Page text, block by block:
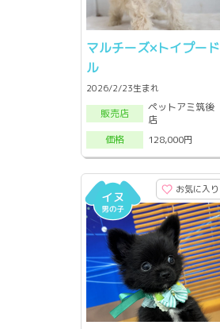
マルチーズ×トイプード
ル
2026/2/23生まれ
販売店
ペットアミ筑後
店
価格
128,000円
お気に入り